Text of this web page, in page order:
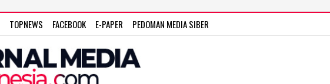
TOPNEWS FACEBOOK E-PAPER PEDOMAN MEDIA SIBER